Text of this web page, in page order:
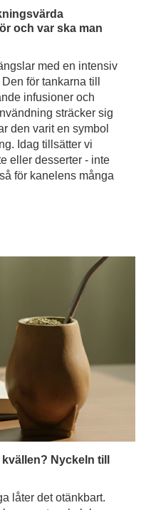
infusioner och
sträcker sig
den varit en symbol
eller desserter - inte
för kanelens många
Nyckeln till
låter det otänkbart.
mot en kalebass
stimulerar kroppen
med att drycken blir
allt oftare: påverkar
under dagen, göra